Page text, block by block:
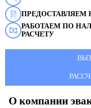
РАБОТАЕМ ПО
РАСЧЕТУ
О компании